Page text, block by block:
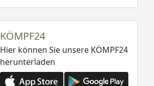
KÖMPF24
Hier können Sie unsere KÖMPF24
herunterladen